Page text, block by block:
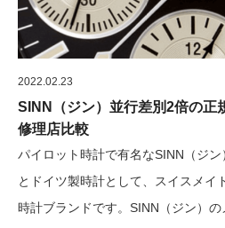
2022.02.23
SINN（ジン）並行差別2倍の正
修理店比較
パイロット時計で有名なSINN（ジ
とドイツ製時計として、スイスメイ
時計ブランドです。SINN（ジン）